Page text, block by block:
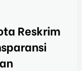
Reskrim